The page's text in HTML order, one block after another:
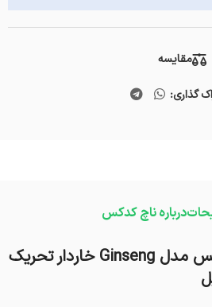
مقایسه
گذاری:
درباره ناچ کدکس
کاندوم تاخیری کدکس مدل Ginseng خاردار تحریک